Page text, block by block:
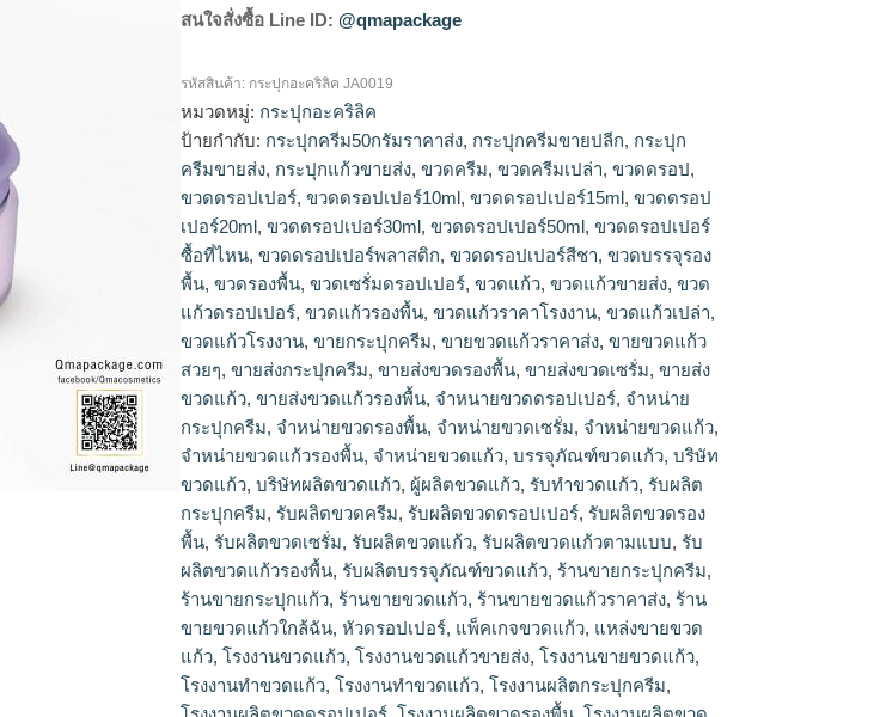
สนใจสั่งซื้อ Line ID: @qmapackage
รหัสสินค้า: กระปุกอะคริลิค JA0019
หมวดหมู่: กระปุกอะคริลิค
ป้ายกำกับ: กระปุกครีม50กรัมราคาส่ง, กระปุกครีมขายปลีก, กระปุก
ครีมขายส่ง, กระปุกแก้วขายส่ง,ขวดครีม,ขวดครีมเปล่า,ขวดดรอป,
ขวดดรอปเปอร์,ขวดดรอปเปอร์10ml,ขวดดรอปเปอร์15ml,ขวดดรอป
เปอร์20ml,ขวดดรอปเปอร์30ml,ขวดดรอปเปอร์50ml,ขวดดรอปเปอร์
ซื้อที่ไหน,ขวดดรอปเปอร์พลาสติก,ขวดดรอปเปอร์สีชา,ขวดบรรจุรอง
พื้น,ขวดรองพื้น,ขวดเซรั่มดรอปเปอร์,ขวดแก้ว,ขวดแก้วขายส่ง,ขวด
แก้วดรอปเปอร์,ขวดแก้วรองพื้น,ขวดแก้วราคาโรงงาน,ขวดแก้วเปล่า,
ขวดแก้วโรงงาน,ขายกระปุกครีม,ขายขวดแก้วราคาส่ง,ขายขวดแก้ว
สวยๆ,ขายส่งกระปุกครีม,ขายส่งขวดรองพื้น,ขายส่งขวดเซรั่ม,ขายส่ง
ขวดแก้ว,ขายส่งขวดแก้วรองพื้น, จำหนายขวดดรอปเปอร์, จำหน่าย
กระปุกครีม, จำหน่ายขวดรองพื้น, จำหน่ายขวดเซรั่ม, จำหน่ายขวดแก้ว,
จำหน่ายขวดแก้วรองพื้น, จําหน่ายขวดแก้ว,บรรจุภัณฑ์ขวดแก้ว,บริษัท
ขวดแก้ว,บริษัทผลิตขวดแก้ว, ผู้ผลิตขวดแก้ว, รับทำขวดแก้ว, รับผลิต
กระปุกครีม, รับผลิตขวดครีม, รับผลิตขวดดรอปเปอร์, รับผลิตขวดรอง
พื้น, รับผลิตขวดเซรั่ม, รับผลิตขวดแก้ว, รับผลิตขวดแก้วตามแบบ, รับ
ผลิตขวดแก้วรองพื้น, รับผลิตบรรจุภัณฑ์ขวดแก้ว, ร้านขายกระปุกครีม,
ร้านขายกระปุกแก้ว, ร้านขายขวดแก้ว, ร้านขายขวดแก้วราคาส่ง, ร้าน
ขายขวดแก้วใกล้ฉัน,หัวดรอปเปอร์, แพ็คเกจขวดแก้ว, แหล่งขายขวด
แก้ว,โรงงานขวดแก้ว,โรงงานขวดแก้วขายส่ง,โรงงานขายขวดแก้ว,
โรงงานทำขวดแก้ว,โรงงานทําขวดแก้ว,โรงงานผลิตกระปุกครีม,